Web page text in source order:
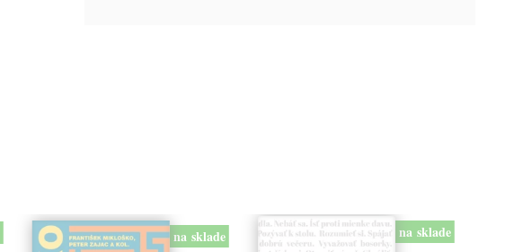
na sklade na sklade